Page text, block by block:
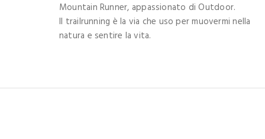
Mountain Runner, appassionato di Outdoor.
Il trailrunning è la via che uso per muovermi nella
natura e sentire la vita.